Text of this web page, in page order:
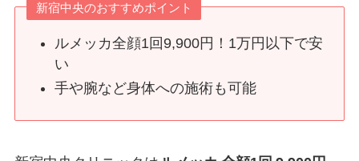
新宿中央のおすすめポイント
ルメッカ全顔1回9,900円！1万円以下で安
い
手や腕など身体への施術も可能